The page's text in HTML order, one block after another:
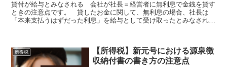
貸付が給与とみなされる 会社が社長＝経営者に無利息で金銭を貸す
ときの注意点です。 貸したお金に関して、無利息の場合、社長は
「本来支払うはずだった利息」を給与として受け取ったとみなされま
所得税
【所得税】新元号における源泉徴
収納付書の書き方の注意点